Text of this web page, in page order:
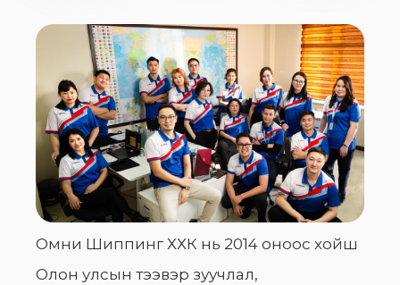
Омни Шиппинг ХХК нь 2014 оноос хойш
Олон улсын тээвэр зуучлал,